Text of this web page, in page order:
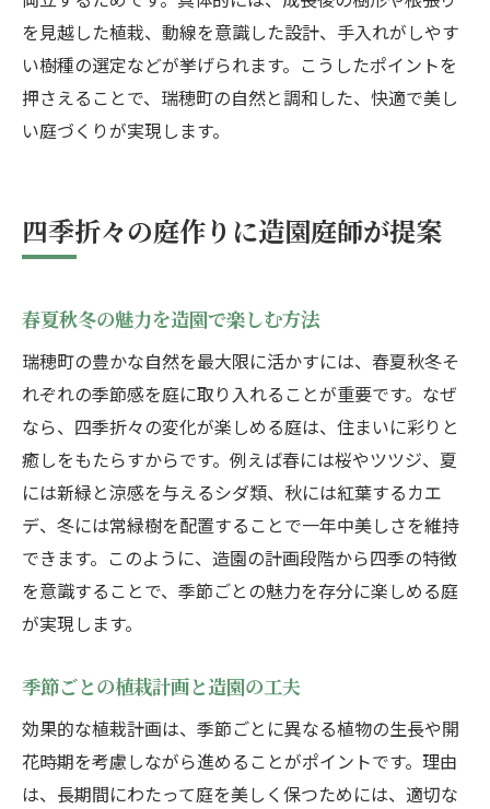
を見越した植栽、動線を意識した設計、手入れがしやす
い樹種の選定などが挙げられます。こうしたポイントを
押さえることで、瑞穂町の自然と調和した、快適で美し
い庭づくりが実現します。
四季折々の庭作りに造園庭師が提案
春夏秋冬の魅力を造園で楽しむ方法
瑞穂町の豊かな自然を最大限に活かすには、春夏秋冬そ
れぞれの季節感を庭に取り入れることが重要です。なぜ
なら、四季折々の変化が楽しめる庭は、住まいに彩りと
癒しをもたらすからです。例えば春には桜やツツジ、夏
には新緑と涼感を与えるシダ類、秋には紅葉するカエ
デ、冬には常緑樹を配置することで一年中美しさを維持
できます。このように、造園の計画段階から四季の特徴
を意識することで、季節ごとの魅力を存分に楽しめる庭
が実現します。
季節ごとの植栽計画と造園の工夫
効果的な植栽計画は、季節ごとに異なる植物の生長や開
花時期を考慮しながら進めることがポイントです。理由
は、長期間にわたって庭を美しく保つためには、適切な